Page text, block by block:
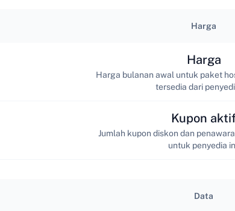
Harga
Harga
Harga bulanan awal untuk paket
tersedia dari
Kupon
Jumlah kupon diskon dan
untuk penyedia
Data